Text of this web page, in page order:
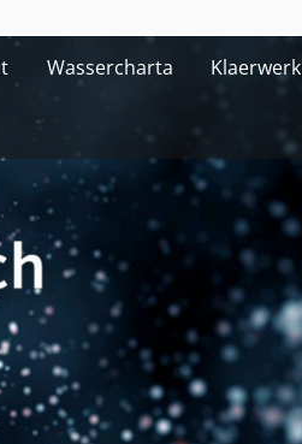
Wassercharta Klaerwerk